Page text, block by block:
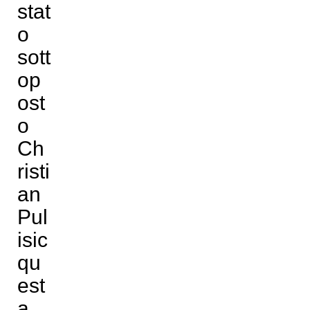
stat
o
sott
op
ost
o
Ch
risti
an
Pul
isic
qu
est